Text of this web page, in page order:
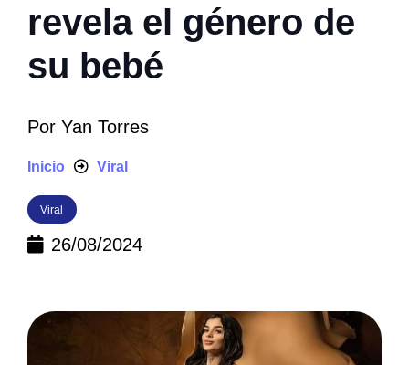
revela el género de
su bebé
Por Yan Torres
Inicio Viral
Viral
26/08/2024